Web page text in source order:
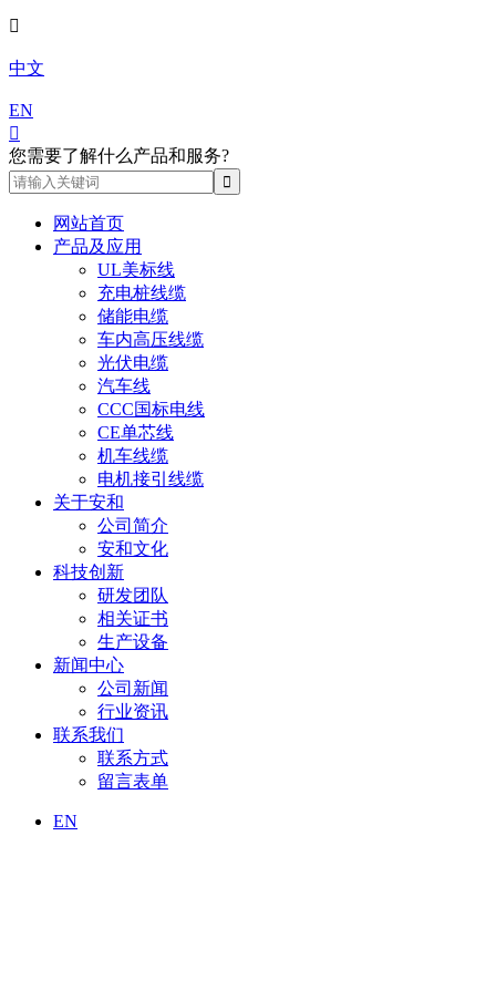

中文
EN

您需要了解什么产品和服务?
网站首页
产品及应用
UL美标线
充电桩线缆
储能电缆
车内高压线缆
光伏电缆
汽车线
CCC国标电线
CE单芯线
机车线缆
电机接引线缆
关于安和
公司简介
安和文化
科技创新
研发团队
相关证书
生产设备
新闻中心
公司新闻
行业资讯
联系我们
联系方式
留言表单
EN